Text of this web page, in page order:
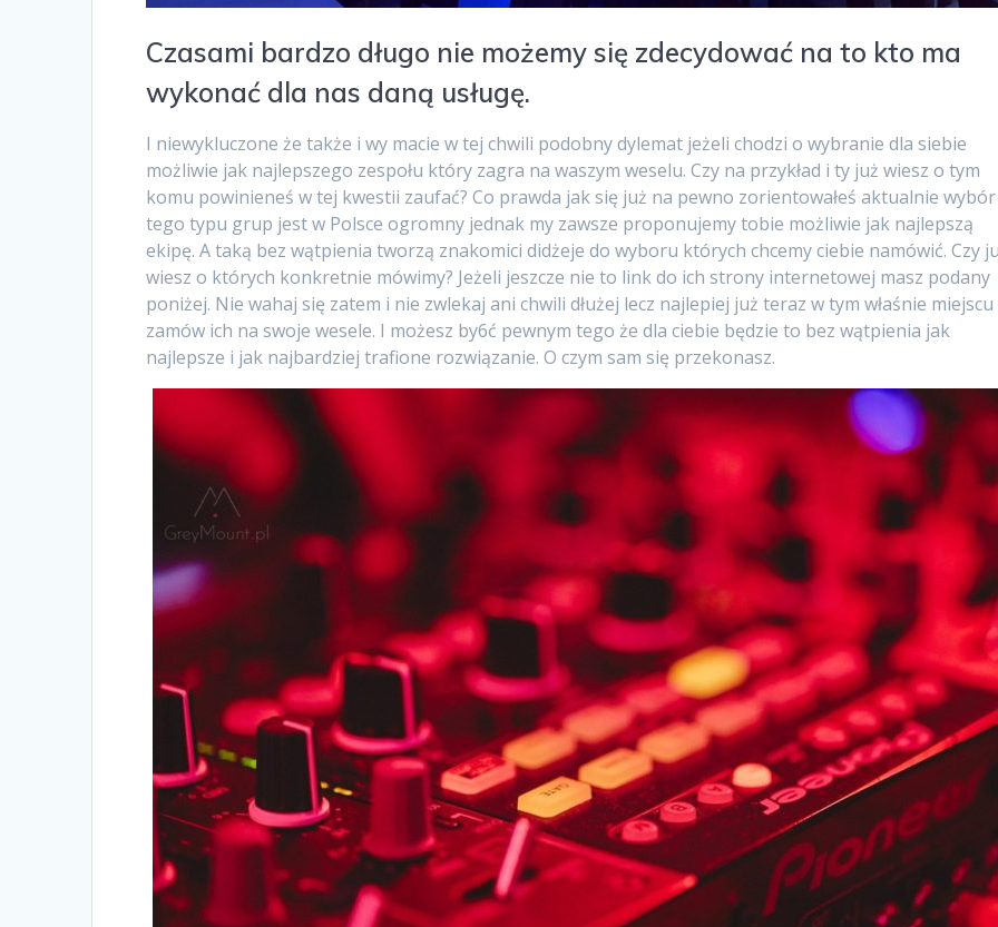
Czasami bardzo długo nie możemy się zdecydować na to kto ma
wykonać dla nas daną usługę.
I niewykluczone że także i wy macie w tej chwili podobny dylemat jeżeli chodzi o wybranie dla siebie
możliwie jak najlepszego zespołu który zagra na waszym weselu. Czy na przykład i ty już wiesz o tym
komu powinieneś w tej kwestii zaufać? Co prawda jak się już na pewno zorientowałeś aktualnie wybór
tego typu grup jest w Polsce ogromny jednak my zawsze proponujemy tobie możliwie jak najlepszą
ekipę. A taką bez wątpienia tworzą znakomici didżeje do wyboru których chcemy ciebie namówić. Czy
wiesz o których konkretnie mówimy? Jeżeli jeszcze nie to link do ich strony internetowej masz podany
poniżej. Nie wahaj się zatem i nie zwlekaj ani chwili dłużej lecz najlepiej już teraz w tym właśnie miejscu
zamów ich na swoje wesele. I możesz by6ć pewnym tego że dla ciebie będzie to bez wątpienia jak
najlepsze i jak najbardziej trafione rozwiązanie. O czym sam się przekonasz.